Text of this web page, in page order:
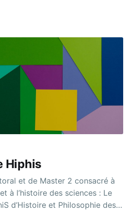
Hiphis
et de Master 2 consacré à
à l’histoire des sciences : Le
d’Histoire et Philosophie des